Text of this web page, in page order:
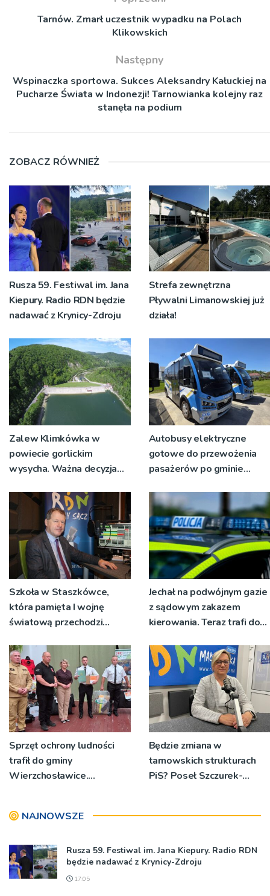
Tarnów. Zmarł uczestnik wypadku na Polach
Klikowskich
Następny
Wspinaczka sportowa. Sukces Aleksandry Kałuckiej na
Pucharze Świata w Indonezji! Tarnowianka kolejny raz
stanęła na podium
ZOBACZ RÓWNIEŻ
Rusza 59. Festiwal im. Jana
Kiepury. Radio RDN będzie
nadawać z Krynicy-Zdroju
Strefa zewnętrzna
Pływalni Limanowskiej już
działa!
Zalew Klimkówka w
powiecie gorlickim
wysycha. Ważna decyzja
Autobusy elektryczne
gotowe do przewożenia
pasażerów po gminie
Szkoła w Staszkówce,
która pamięta I wojnę
światową przechodzi
Jechał na podwójnym gazie
z sądowym zakazem
kierowania. Teraz trafi do
Sprzęt ochrony ludności
trafił do gminy
Wierzchosławice.
wodociągów
Będzie zmiana w
tarnowskich strukturach
PiS? Poseł Szczurek-
NAJNOWSZE
Rusza 59. Festiwal im. Jana Kiepury. Radio RDN
będzie nadawać z Krynicy-Zdroju
17:05